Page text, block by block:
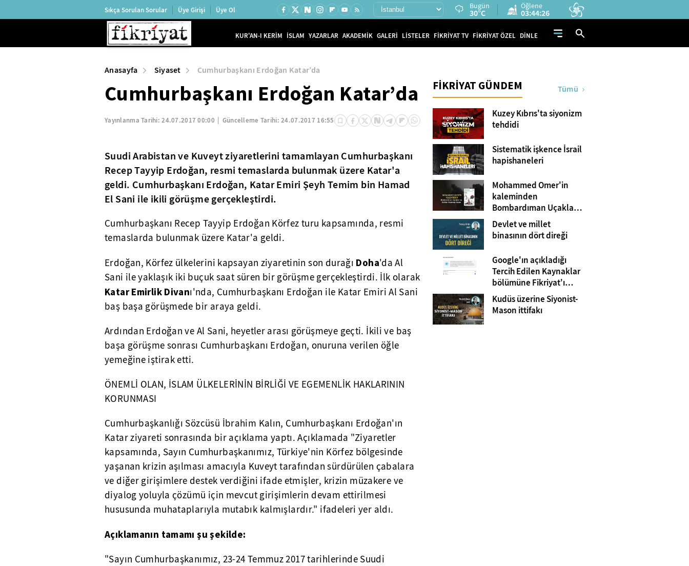
Sıkça Sorulan Sorular Üye Girişi Üye Ol Bugün
30°C
Öğlene
03:44:25
KUR'AN-I KERİM İSLAM YAZARLAR AKADEMİK GALERİ LİSTELER FİKRİYAT TV FİKRİYAT ÖZEL DİNLE
Anasayfa Siyaset Cumhurbaşkanı Erdoğan Katar’da
Cumhurbaşkanı Erdoğan Katar’da
Yayınlanma Tarihi:24.07.2017 00:00 Güncelleme Tarihi:24.07.2017 16:55
Suudi Arabistan ve Kuveyt ziyaretlerini tamamlayan Cumhurbaşkanı
Recep Tayyip Erdoğan, resmi temaslarda bulunmak üzere Katar'a
geldi. Cumhurbaşkanı Erdoğan, Katar Emiri Şeyh Temim bin Hamad
El Sani ile ikili görüşme gerçekleştirdi.
Cumhurbaşkanı Recep Tayyip Erdoğan Körfez turu kapsamında, resmi
temaslarda bulunmak üzere Katar'a geldi.
Erdoğan, Körfez ülkelerini kapsayan ziyaretinin son durağı Doha'da Al
Sani ile yaklaşık iki buçuk saat süren bir görüşme gerçekleştirdi. İlk olarak
Katar Emirlik Divanı'nda, Cumhurbaşkanı Erdoğan ile Katar Emiri Al Sani
baş başa görüşmede bir araya geldi.
Ardından Erdoğan ve Al Sani, heyetler arası görüşmeye geçti. İkili ve baş
başa görüşme sonrası Cumhurbaşkanı Erdoğan, onuruna verilen öğle
yemeğine iştirak etti.
ÖNEMLİ OLAN, İSLAM ÜLKELERİNİN BİRLİĞİ VE EGEMENLİK HAKLARININ
KORUNMASI
Cumhurbaşkanlığı Sözcüsü İbrahim Kalın, Cumhurbaşkanı Erdoğan'ın
Katar ziyareti sonrasında bir açıklama yaptı. Açıklamada "Ziyaretler
kapsamında, Sayın Cumhurbaşkanımız, Türkiye'nin Körfez bölgesinde
yaşanan krizin aşılması amacıyla Kuveyt tarafından sürdürülen çabalara
ve diğer girişimlere destek verdiğini ifade etmişler, krizin müzakere ve
diyalog yoluyla çözümü için mevcut girişimlerin devam ettirilmesi
hususunda muhataplarıyla mutabık kalmışlardır." ifadeleri yer aldı.
Açıklamanın tamamı şu şekilde:
"Sayın Cumhurbaşkanımız, 23-24 Temmuz 2017 tarihlerinde Suudi
FİKRİYAT GÜNDEM Tümü
Kuzey Kıbrıs'ta siyonizm
tehdidi
Sistematik işkence İsrail
hapishaneleri
Mohammed Omer'in
kaleminden
Bombardıman Uçakları
ve Tanklar Arasında
Gazze
Devlet ve millet
binasının dört direği
Google'ın açıkladığı
Tercih Edilen Kaynaklar
bölümüne Fikriyat'ı
eklemeyi unutmayın!
Kudüs üzerine Siyonist-
Mason ittifakı